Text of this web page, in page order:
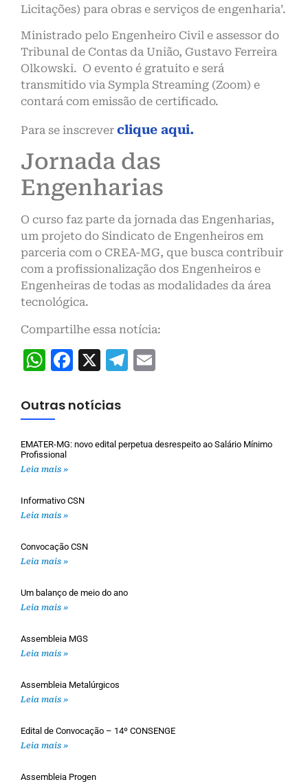
Licitações) para obras e serviços de engenharia’.
Ministrado pelo Engenheiro Civil e assessor do
Tribunal de Contas da União, Gustavo Ferreira
Olkowski. O evento é gratuito e será
transmitido via Sympla Streaming (Zoom) e
contará com emissão de certificado.
Para se inscrever clique aqui.
Jornada das
Engenharias
O curso faz parte da jornada das Engenharias,
um projeto do Sindicato de Engenheiros em
parceria com o CREA-MG, que busca contribuir
com a profissionalização dos Engenheiros e
Engenheiras de todas as modalidades da área
tecnológica.
Compartilhe essa notícia:
WhatsApp
Facebook
X Telegram
Outras notícias
EMATER-MG: novo edital perpetua desrespeito ao Salário Mínimo
Profissional
Leia mais »
Informativo CSN
Leia mais »
Convocação CSN
Leia mais »
Um balanço de meio do ano
Leia mais »
Assembleia MGS
Leia mais »
Assembleia Metalúrgicos
Leia mais »
Edital de Convocação – 14º CONSENGE
Leia mais »
Assembleia Progen